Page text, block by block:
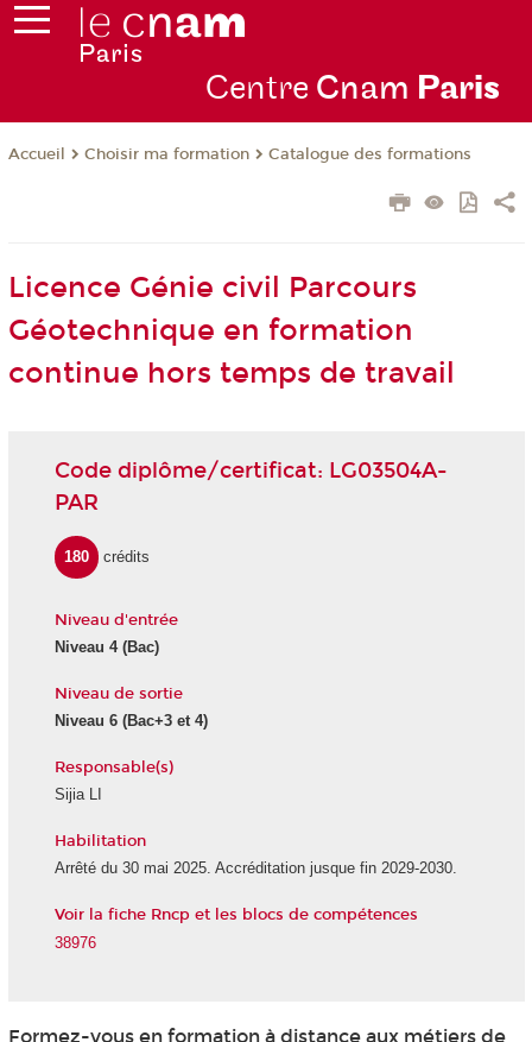
Centre Cnam Paris
Accueil Choisir ma formation Catalogue des formations
Licence Génie civil Parcours
Géotechnique en formation
continue hors temps de travail
Code diplôme/certificat: LG03504A-
PAR
180 crédits
Niveau d'entrée
Niveau 4(Bac)
Niveau de sortie
Niveau 6(Bac+3 et 4)
Responsable(s)
Sijia LI
Habilitation
Arrêté du 30 mai 2025. Accréditation jusque fin 2029-2030.
Voir la fiche Rncp et les blocs de compétences
38976
Formez-vous en formation à distance aux métiers de